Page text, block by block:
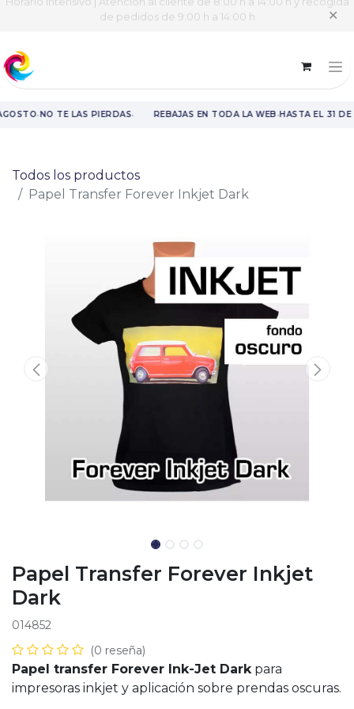
Horario intensivo | Atención al cliente de 8:00 h a 14:00 h y recogida
de pedidos de 9:00 h a 14:00 h
✕
·NO TE LAS PIERDAS· REBAJAS EN TODA LA WEB·HASTA EL 31 DE
Todos los productos
Papel Transfer Forever Inkjet Dark
Papel Transfer Forever Inkjet
Dark
014852
(0 reseña)
Papel transfer Forever Ink-Jet Darkpara
impresoras inkjet y aplicación sobre prendas oscuras.